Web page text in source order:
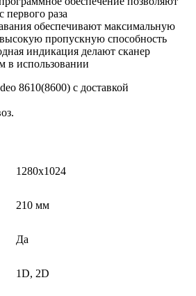
первого раза
обеспечивают максимальную
пропускную способность
индикация делают сканер
в использовании
8610(8600) с доставкой
1280х1024
210 мм
Да
1D, 2D